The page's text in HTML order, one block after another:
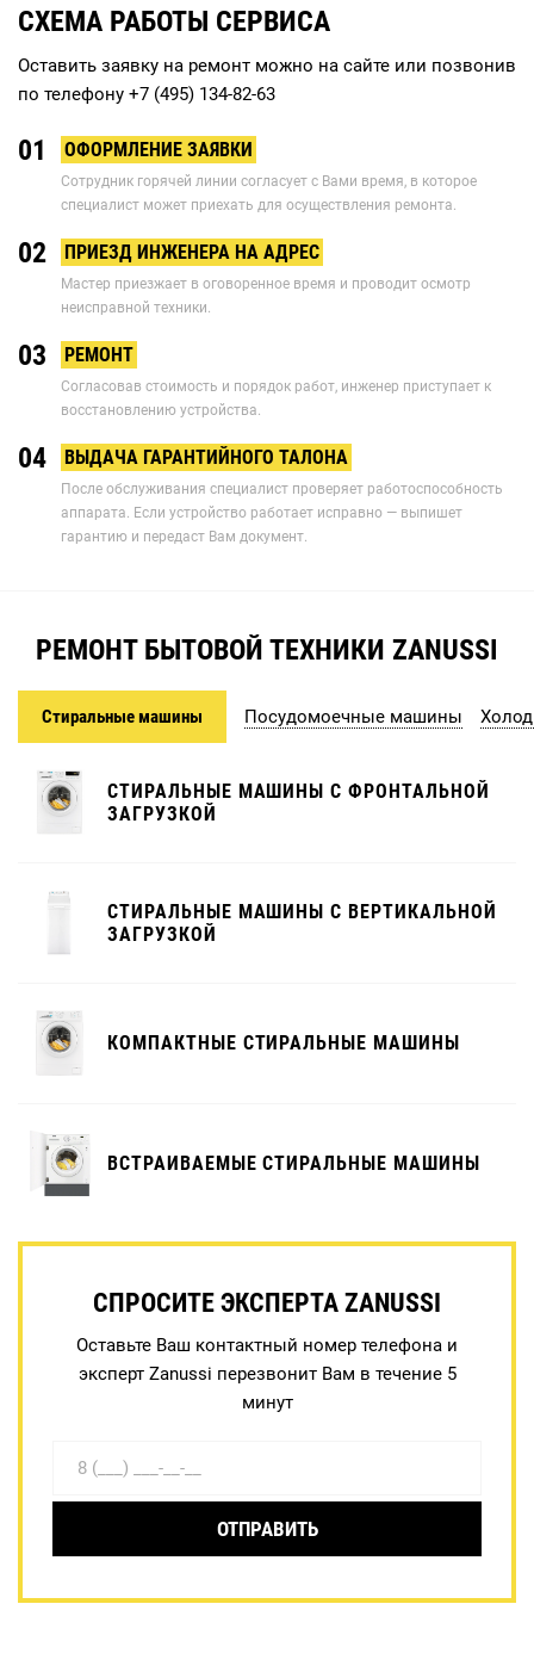
СХЕМА РАБОТЫ СЕРВИСА
Оставить заявку на ремонт можно на сайте или позвонив
по телефону +7 (495) 134-82-63
01 ОФОРМЛЕНИЕ ЗАЯВКИ
Сотрудник горячей линии согласует с Вами время, в которое
специалист может приехать для осуществления ремонта.
02 ПРИЕЗД ИНЖЕНЕРА НА АДРЕС
Мастер приезжает в оговоренное время и проводит осмотр
неисправной техники.
03 РЕМОНТ
Согласовав стоимость и порядок работ, инженер приступает к
восстановлению устройства.
04 ВЫДАЧА ГАРАНТИЙНОГО ТАЛОНА
После обслуживания специалист проверяет работоспособность
аппарата. Если устройство работает исправно — выпишет
гарантию и передаст Вам документ.
РЕМОНТ БЫТОВОЙ ТЕХНИКИ ZANUSSI
Стиральные машины Посудомоечные машины
СТИРАЛЬНЫЕ МАШИНЫ С ФРОНТАЛЬНОЙ
ЗАГРУЗКОЙ
СТИРАЛЬНЫЕ МАШИНЫ С ВЕРТИКАЛЬНОЙ
ЗАГРУЗКОЙ
КОМПАКТНЫЕ СТИРАЛЬНЫЕ МАШИНЫ
ВСТРАИВАЕМЫЕ СТИРАЛЬНЫЕ МАШИНЫ
СПРОСИТЕ ЭКСПЕРТА ZANUSSI
Оставьте Ваш контактный номер телефона и
эксперт Zanussi перезвонит Вам в течение 5
минут
ОТПРАВИТЬ